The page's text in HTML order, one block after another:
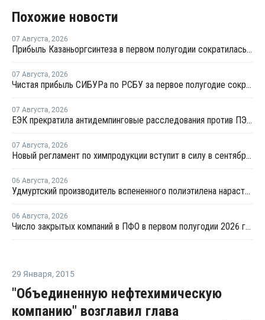
Похожие новости
07 Августа, 2026
Прибыль Казаньоргсинтеза в первом полугодии сократилась более чем в 2 раза
07 Августа, 2026
Чистая прибыль СИБУРа по РСБУ за первое полугодие сократилась в 3,6 раза
07 Августа, 2026
ЕЭК прекратила антидемпинговые расследования против ПЭ и ПП из Азербайджана и Туркменистана
07 Августа, 2026
Новый регламент по химпродукции вступит в силу в сентябре 2027 года
06 Августа, 2026
Удмуртский производитель вспененного полиэтилена нарастит выпуск на 15%
06 Августа, 2026
Число закрытых компаний в ПФО в первом полугодии 2026 года вдвое превысило число новых
29 Января, 2015
"Объединенную нефтехимическую
компанию" возглавил глава